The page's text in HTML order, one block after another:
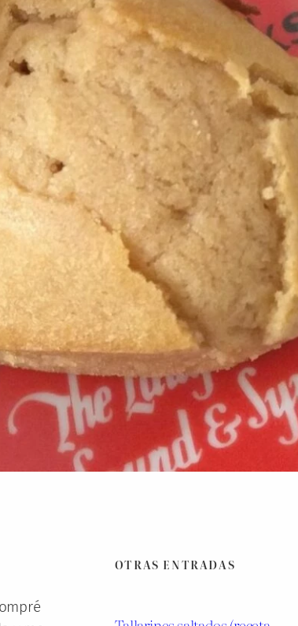
OTRAS ENTRADAS